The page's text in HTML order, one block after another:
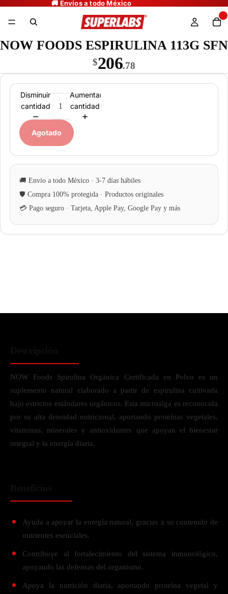
NOW FOODS ESPIRULINA 113G SFN
$206.78
Disminuir
cantidad
Aumentar
cantidad
Agotado
NOW Foods Spirulina Orgánica Certificada en Polvo es un
suplemento natural elaborado a partir de espirulina cultivada
bajo estrictos estándares orgánicos. Esta microalga es reconocida
por su alta densidad nutricional, aportando proteínas vegetales,
vitaminas, minerales y antioxidantes que apoyan el bienestar
integral y la energía diaria.
Ayuda a apoyar la energía natural, gracias a su contenido de
nutrientes esenciales.
Contribuye al fortalecimiento del sistema inmunológico,
apoyando las defensas del organismo.
Apoya la nutrición diaria, aportando proteína vegetal y